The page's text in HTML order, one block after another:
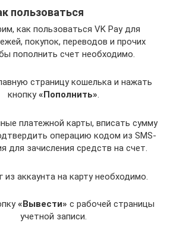
пользоваться
как пользоваться VK Pay для
покупок, переводов и прочих
пополнить счет необходимо.
страницу кошелька и нажать
кнопку«Пополнить».
платежной карты, вписать сумму
операцию кодом из SMS-
для зачисления средств на счет.
аккаунта на карту необходимо.
«Вывести» с рабочей страницы
учетной записи.